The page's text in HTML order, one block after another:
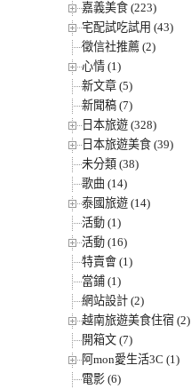
嘉義美食 (223)
宅配試吃試用 (43)
徵信社推薦 (2)
心情 (1)
新文章 (5)
新聞稿 (7)
日本旅遊 (328)
日本旅遊美食 (39)
未分類 (38)
歌曲 (14)
泰國旅遊 (14)
活動 (1)
活動 (16)
特賣會 (1)
當鋪 (1)
網站設計 (2)
越南旅遊美食住宿 (2)
開箱文 (7)
阿mon愛生活3C (1)
電影 (6)